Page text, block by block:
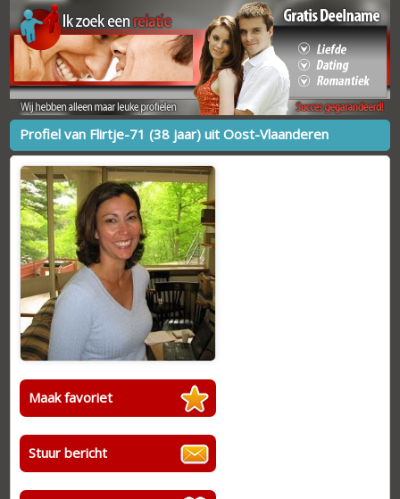
Profiel van Flirtje-71 (38 jaar) uit Oost-Vlaanderen
Maak favoriet
Stuur bericht